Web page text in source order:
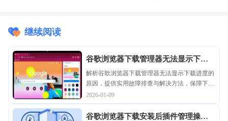
继续阅读
谷歌浏览器下载管理器无法显示下载
进度怎么办
解析谷歌浏览器下载管理器无法显示下载进度的
原因，提供实用故障排查与解决方法，保障下载
过程的正常显示。
2026-01-09
谷歌浏览器下载安装后插件管理操作